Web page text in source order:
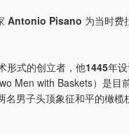
Antonio Pisano 为当时费
形式的创立者，他1445年
Men with Baskets）是目
男子头顶象征和平的橄